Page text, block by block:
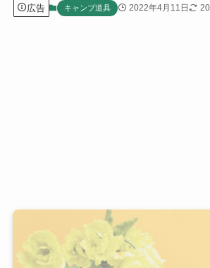
広告 キャンプ道具 2022年4月11日